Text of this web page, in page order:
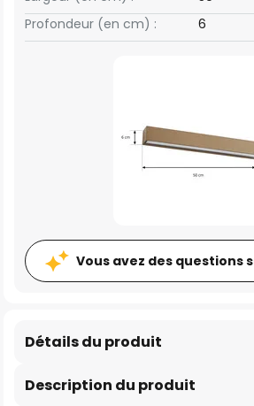
Profondeur (en cm) : 6
Vous avez des questions
Description du produit
Détails du produit